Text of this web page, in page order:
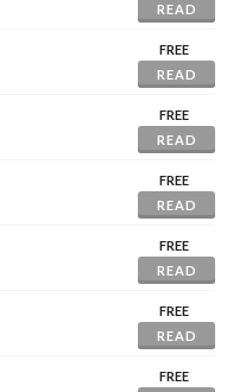
READ
FREE
READ
FREE
READ
FREE
READ
FREE
READ
FREE
READ
FREE